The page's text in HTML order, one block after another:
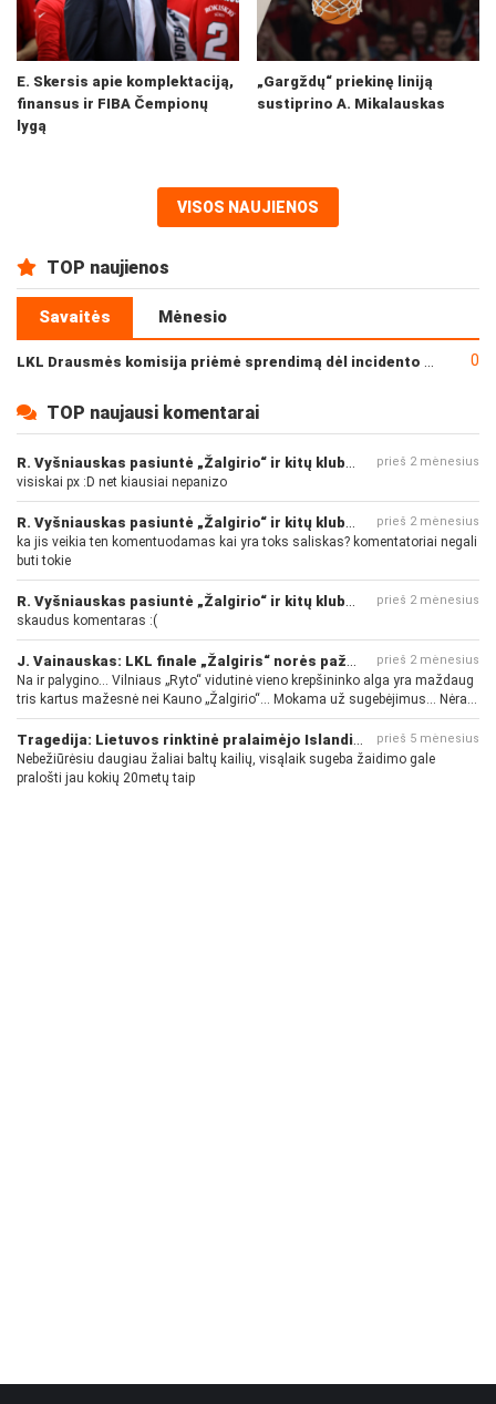
E. Skersis apie komplektaciją,
finansus ir FIBA Čempionų
lygą
„Gargždų“ priekinę liniją
sustiprino A. Mikalauskas
VISOS NAUJIENOS
TOP naujienos
Savaitės Mėnesio
0
TOP naujausi komentarai
prieš 2 mėnesius
visiskai px :D net kiausiai nepanizo
prieš 2 mėnesius
ka jis veikia ten komentuodamas kai yra toks saliskas? komentatoriai negali
buti tokie
prieš 2 mėnesius
skaudus komentaras :(
prieš 2 mėnesius
Na ir palygino... Vilniaus „Ryto“ vidutinė vieno krepšininko alga yra maždaug
tris kartus mažesnė nei Kauno „Žalgirio“... Mokama už sugebėjimus... Nėra
pinigų - nėra gerų žaidėjų...
prieš 5 mėnesius
Nebežiūrėsiu daugiau žaliai baltų kailių, visąlaik sugeba žaidimo gale
pralošti jau kokių 20metų taip